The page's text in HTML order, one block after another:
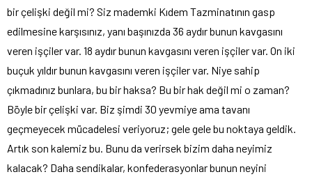
bir çelişki değil mi? Siz mademki Kıdem Tazminatının gasp
edilmesine karşısınız, yanı başınızda 36 aydır bunun kavgasını
veren işçiler var. 18 aydır bunun kavgasını veren işçiler var. On iki
buçuk yıldır bunun kavgasını veren işçiler var. Niye sahip
çıkmadınız bunlara, bu bir haksa? Bu bir hak değil mi o zaman?
Böyle bir çelişki var. Biz şimdi 30 yevmiye ama tavanı
geçmeyecek mücadelesi veriyoruz; gele gele bu noktaya geldik.
Artık son kalemiz bu. Bunu da verirsek bizim daha neyimiz
kalacak? Daha sendikalar, konfederasyonlar bunun neyini